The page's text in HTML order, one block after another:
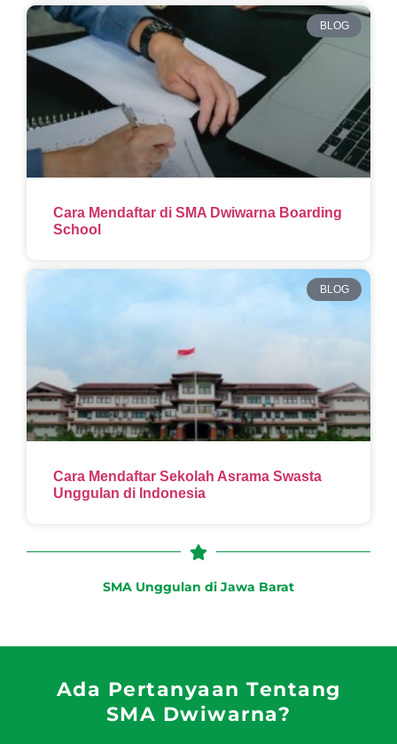
BLOG
Cara Mendaftar di SMA Dwiwarna Boarding
School
BLOG
Cara Mendaftar Sekolah Asrama Swasta
Unggulan di Indonesia
SMA Unggulan di Jawa Barat
Ada Pertanyaan Tentang
SMA Dwiwarna?